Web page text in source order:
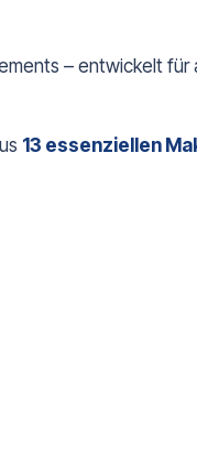
– entwickelt für
13 essenziellen